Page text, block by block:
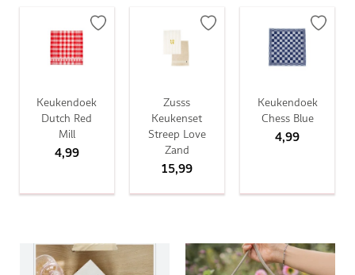
Keukendoek
Dutch Red
Mill
4,99
Zusss
Keukenset
Streep Love
Zand
15,99
Keukendoek
Chess Blue
4,99